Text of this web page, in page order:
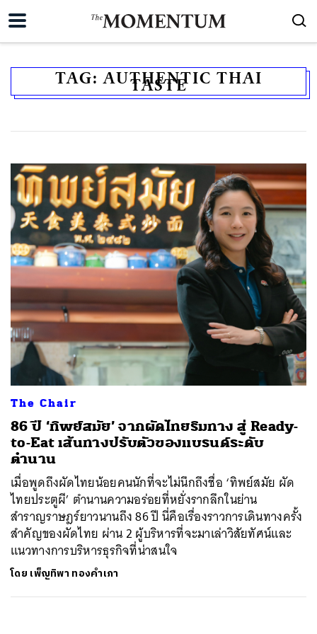
TAG:AUTHENTIC THAI
TASTE
The Chair
86 ปี ‘ทิพย์สมัย’ จากผัดไทยริมทาง สู่ Ready-
to-Eat เส้นทางปรับตัวของแบรนด์ระดับ
ตำนาน
เมื่อพูดถึงผัดไทยน้อยคนนักที่จะไม่นึกถึงชื่อ ‘ทิพย์สมัย ผัด
ไทยประตูผี’ ตำนานความอร่อยที่หยั่งรากลึกในย่าน
สำราญราษฎร์ยาวนานถึง 86 ปี นี่คือเรื่องราวการเดินทางครั้ง
สำคัญของผัดไทย ผ่าน 2 ผู้บริหารที่จะมาเล่าวิสัยทัศน์และ
แนวทางการบริหารธุรกิจที่น่าสนใจ
โดย เพ็ญทิพา ทองคำเภา
ค้นหา